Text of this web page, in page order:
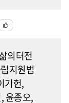
의터전
지원법
기헌,
윤종오,